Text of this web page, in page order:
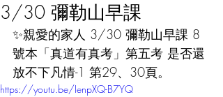
3/30 彌勒山早課
✨親愛的家人 3/30 彌勒山早課 8
號本「真道有真考」第五考 是否還
放不下凡情-1 第29、30頁。
https://youtu.be/IenpXQ-B7YQ